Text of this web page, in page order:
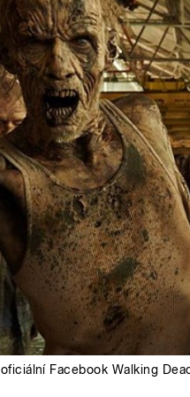
oficiální Facebook Walking